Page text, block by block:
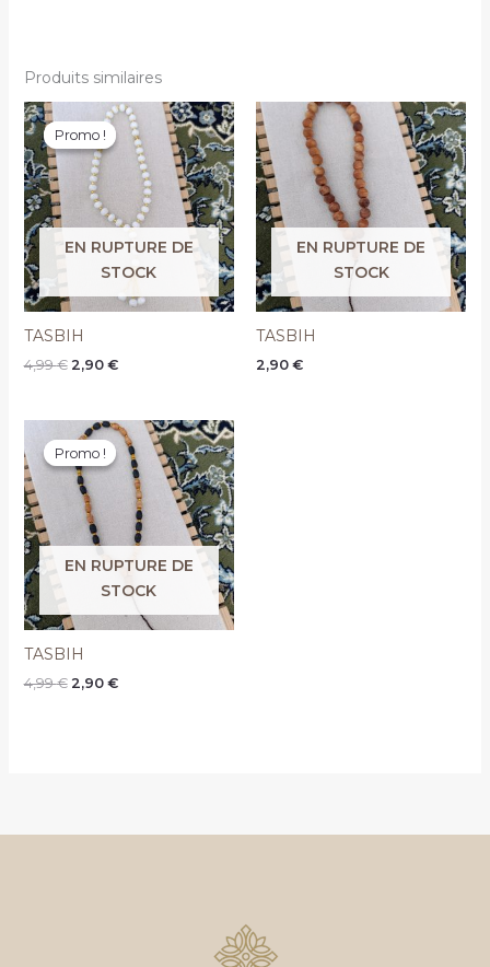
Produits similaires
Promo !
EN RUPTURE DE
STOCK
Promo !
TASBIH
4,99€
prix
initial
était :
4,99 €.
2,90 €
Le
prix
actuel
est :
2,90 €.
EN RUPTURE DE
STOCK
TASBIH
2,90 €
Promo !
EN RUPTURE DE
STOCK
Promo !
TASBIH
4,99€
Le
prix
initial
était :
4,99 €.
2,90 €
Le
prix
actuel
est :
2,90 €.